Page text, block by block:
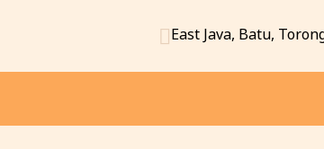
East Java, Batu,